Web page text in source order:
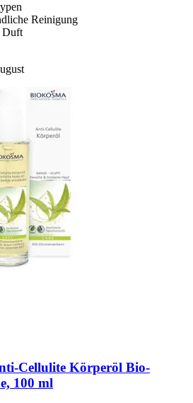
Reinigung
Duft
​Cellulite Körperöl Bio-​
100 ml